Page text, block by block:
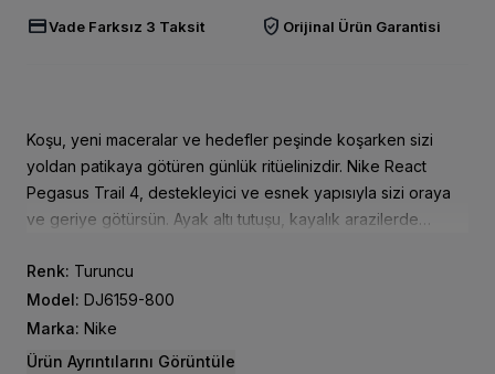
credit_cardVade Farksız 3 Taksit verified_user Orijinal Ürün Garantisi
Koşu, yeni maceralar ve hedefler peşinde koşarken sizi
yoldan patikaya götüren günlük ritüelinizdir. Nike React
Pegasus Trail 4, destekleyici ve esnek yapısıyla sizi oraya
ve geriye götürsün. Ayak altı tutuşu, kayalık arazilerde
Güvenilir kanatlı atınız arazi yolculuğuna hazır.
Renk: Turuncu
Model: DJ6159-800
Marka: Nike
Ürün Ayrıntılarını Görüntüle